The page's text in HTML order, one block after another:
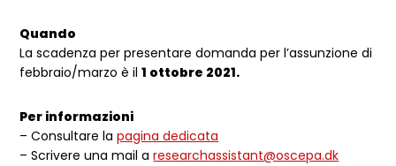
Quando
La scadenza per presentare domanda per l’assunzione di
febbraio/marzo è il1 ottobre 2021.
Per informazioni
– Consultare lapagina dedicata
– Scrivere una mail aresearchassistant@oscepa.dk